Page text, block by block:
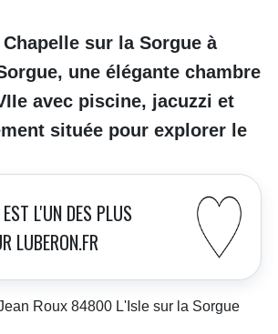
sur la Sorgue à
une élégante chambre
avec piscine, jacuzzi et
située pour explorer le
L'UN DES PLUS
LUBERON.FR
Roux 84800 L'Isle sur la Sorgue